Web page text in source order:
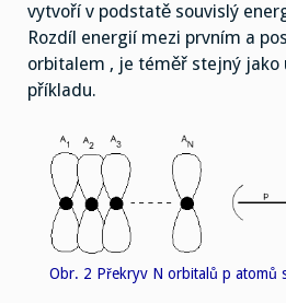
vytvoří v podstatě souvislý
Rozdíl energií mezi prvním a
orbitalem , je téměř stejný jako
příkladu.
Obr. 2 Překryv N orbitalů p atomů